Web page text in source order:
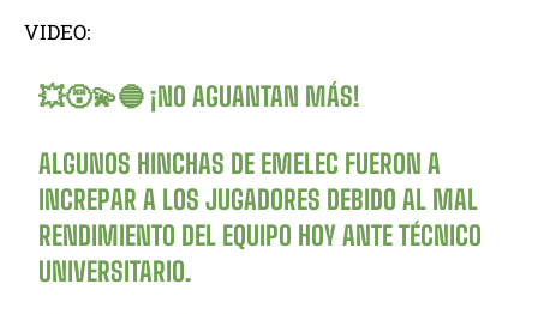
VIDEO:
💥😵‍💫🔵 ¡NO AGUANTAN MÁS!
ALGUNOS HINCHAS DE EMELEC FUERON A
INCREPAR A LOS JUGADORES DEBIDO AL MAL
RENDIMIENTO DEL EQUIPO HOY ANTE TÉCNICO
UNIVERSITARIO.